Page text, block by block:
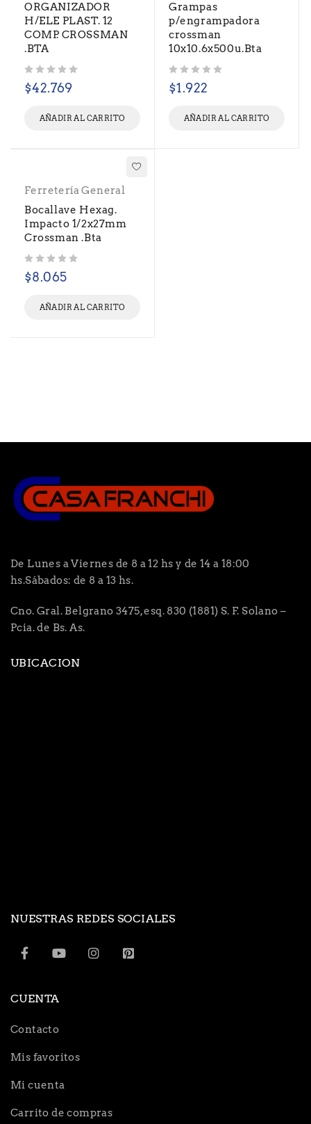
ORGANIZADOR
H/ELE PLAST. 12
COMP. CROSSMAN
.BTA
$42.769
AÑADIR AL CARRITO
Grampas
p/engrampadora
crossman
10x10.6x500u.Bta
$1.922
AÑADIR AL CARRITO
Ferretería General
Bocallave Hexag.
Impacto 1/2x27mm
Crossman .Bta
$8.065
AÑADIR AL CARRITO
De Lunes a Viernes de 8 a 12 hs y de 14 a 18:00
hs.Sábados: de 8 a 13 hs.
Cno. Gral. Belgrano 3475, esq. 830 (1881) S. F. Solano –
Pcia. de Bs. As.
UBICACION
NUESTRAS REDES SOCIALES
CUENTA
Contacto
Mis favoritos
Mi cuenta
Carrito de compras